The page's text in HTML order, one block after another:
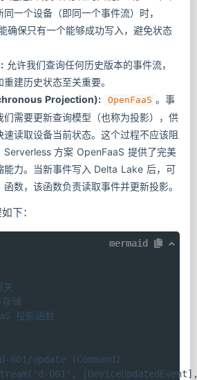
一个设备（即同一个事件流）时，
确保只有一个能够成功写入，避免状态
允许我们查询任何历史版本的事件流，
建历史状态至关重要。
Projection):
OpenFaaS 。事
们需要更新查询模型（也称为投影），供
速读取设备当前状态。这个过程不应该阻
Serverless 方案 OpenFaaS 提供了完美
能力。当新事件写入 Delta Lake 后，可
数，该函数负责读取事件并更新投影。
下：
mermaid
储
投影函数
001/update (Command)
001',